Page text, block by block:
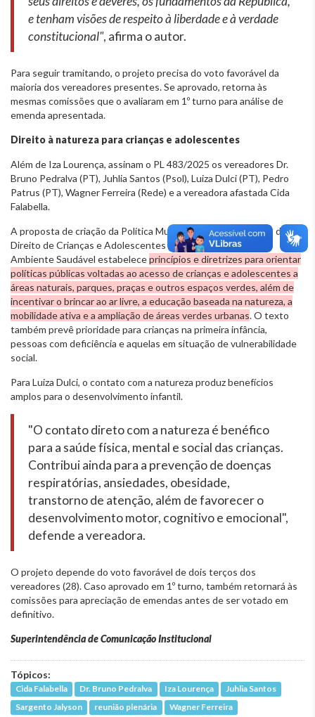
e tenham visões de respeito à liberdade e à verdade
constitucional", afirma o autor.
Para seguir tramitando, o projeto precisa do voto favorável da
maioria dos vereadores presentes. Se aprovado, retorna às
mesmas comissões que o avaliaram em 1º turno para análise de
emenda apresentada.
Direito à natureza para crianças e adolescentes
Além de Iza Lourença, assinam o PL 483/2025 os vereadores Dr.
Bruno Pedralva (PT), Juhlia Santos (Psol), Luiza Dulci (PT), Pedro
Patrus (PT), Wagner Ferreira (Rede) e a vereadora afastada Cida
Falabella.
A proposta de criação da Política Municipal para a Efetivação do
Direito de Crianças e Adolescentes à Natureza e ao Meio
Ambiente Saudável estabeleceprincípios e diretrizes para orientar
políticas públicas voltadas ao acesso de crianças e adolescentes a
áreas naturais, parques, praças e outros espaços verdes, além de
incentivar o brincar ao ar livre, a educação baseada na natureza, a
mobilidade ativa e a ampliação de áreas verdes urbanas. O texto
também prevê prioridade para crianças na primeira infância,
pessoas com deficiência e aquelas em situação de vulnerabilidade
social.
Para Luiza Dulci, o contato com a natureza produz benefícios
amplos para o desenvolvimento infantil.
"O contato direto com a natureza é benéfico
para a saúde física, mental e social das crianças.
Contribui ainda para a prevenção de doenças
respiratórias, ansiedades, obesidade,
transtorno de atenção, além de favorecer o
desenvolvimento motor, cognitivo e emocional",
defende a vereadora.
O projeto depende do voto favorável de dois terços dos
vereadores (28). Caso aprovado em 1º turno, também retornará às
comissões para apreciação de emendas antes de ser votado em
definitivo.
Superintendência de Comunicação Institucional
Tópicos:
Cida Falabella Dr. Bruno Pedralva Iza Lourença
Juhlia Santos
Sargento Jalyson
reunião plenária
Wagner Ferreira